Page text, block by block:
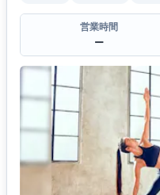
営業時間
ー